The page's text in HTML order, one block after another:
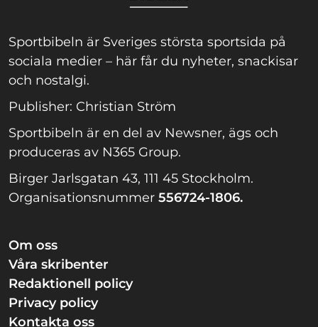
Sportbibeln är Sveriges största sportsida på
sociala medier – här får du nyheter, snackisar
och nostalgi.
Publisher: Christian Ström
Sportbibeln är en del av Newsner, ägs och
produceras av N365 Group.
Birger Jarlsgatan 43, 111 45 Stockholm.
Organisationsnummer 556724-1806.
Om oss
Våra skribenter
Redaktionell policy
Privacy policy
Kontakta oss